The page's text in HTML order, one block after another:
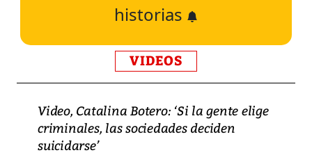
historias
VIDEOS
Video, Catalina Botero: ‘Si la gente elige
criminales, las sociedades deciden
suicidarse’